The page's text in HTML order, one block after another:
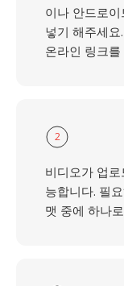
이나 안드로
넣기 해주세
온라인 링크
2
비디오가 업
능합니다. 필
맷 중에 하나